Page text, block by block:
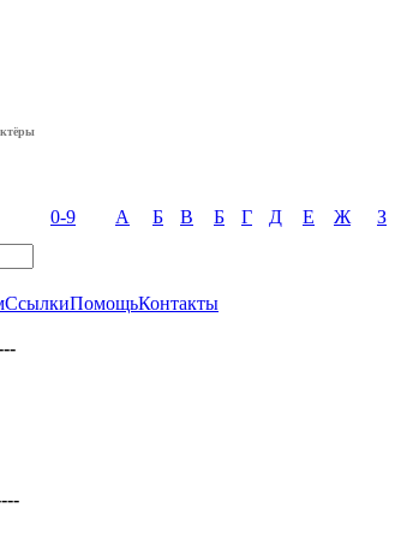
0-9 А Б В Б Г Д Е Ж З
СсылкиПомощьКонтакты